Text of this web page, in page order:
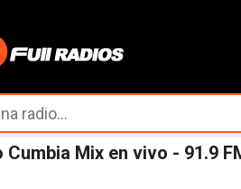
Cumbia Mix en vivo - 91.9